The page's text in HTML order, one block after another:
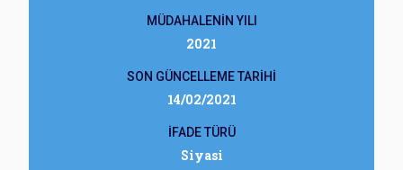
MÜDAHALENİN YILI
2021
SON GÜNCELLEME TARİHİ
14/02/2021
İFADE TÜRÜ
Siyasi